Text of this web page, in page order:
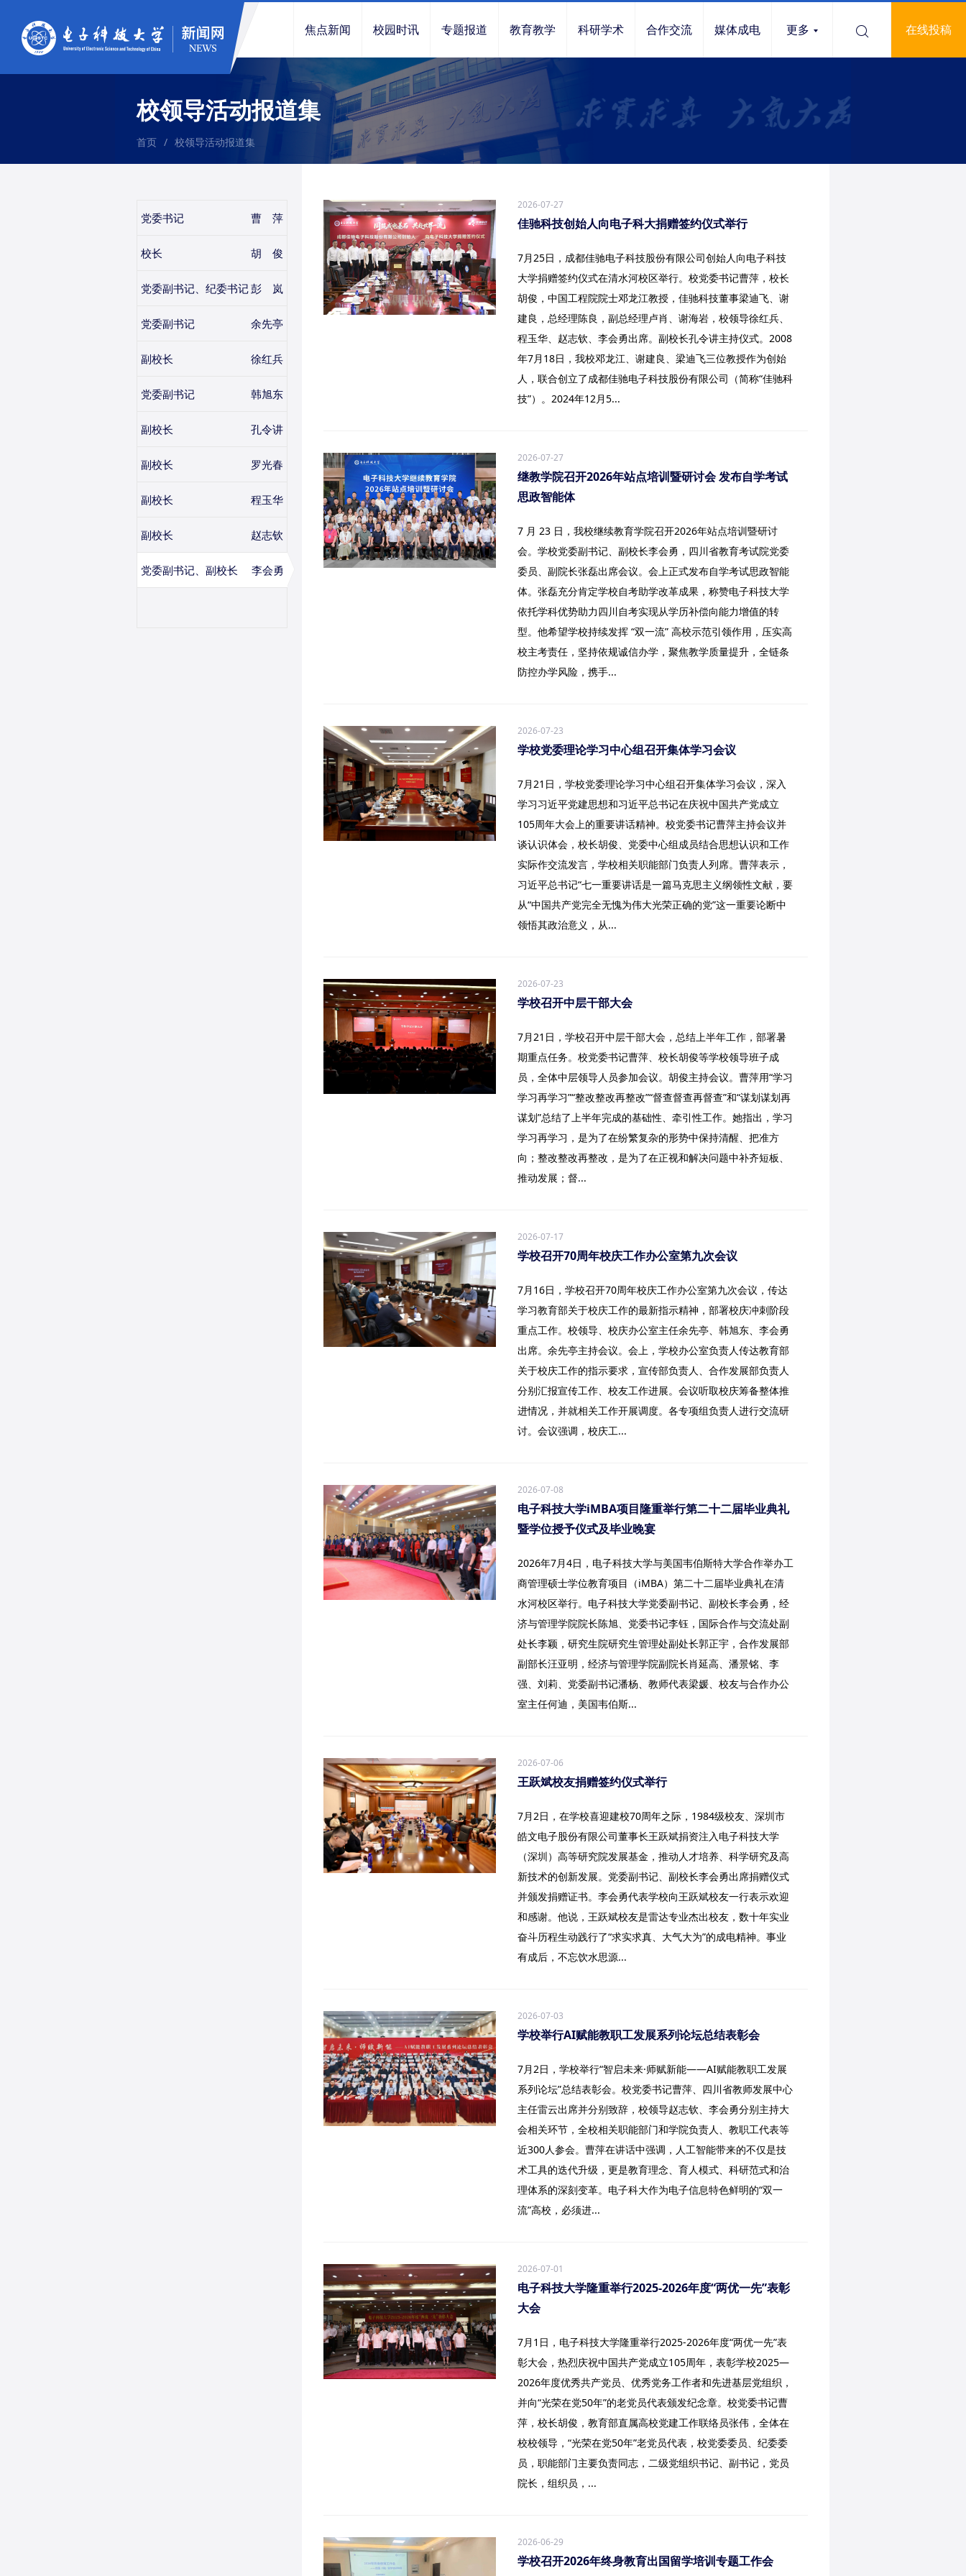
焦点新闻 校园时讯 专题报道 教育教学 科研学术 合作交流 媒体成电 更多 在线投稿
校领导活动报道集
首页 / 校领导活动报道集
党委书记 曹 萍
校长 胡 俊
党委副书记、纪委书记彭 岚
党委副书记 余先亭
副校长 徐红兵
党委副书记 韩旭东
副校长 孔令讲
副校长 罗光春
副校长 程玉华
副校长 赵志钦
党委副书记、副校长 李会勇
2026-07-27
佳驰科技创始人向电子科大捐赠签约仪式举行
7月25日，成都佳驰电子科技股份有限公司创始人向电子科技
大学捐赠签约仪式在清水河校区举行。校党委书记曹萍，校长
胡俊，中国工程院院士邓龙江教授，佳驰科技董事梁迪飞、谢
建良，总经理陈良，副总经理卢肖、谢海岩，校领导徐红兵、
程玉华、赵志钦、李会勇出席。副校长孔令讲主持仪式。2008
年7月18日，我校邓龙江、谢建良、梁迪飞三位教授作为创始
人，联合创立了成都佳驰电子科技股份有限公司（简称“佳驰科
技”）。2024年12月5...
2026-07-27
继教学院召开2026年站点培训暨研讨会 发布自学考试
思政智能体
7 月 23 日，我校继续教育学院召开2026年站点培训暨研讨
会。学校党委副书记、副校长李会勇，四川省教育考试院党委
委员、副院长张磊出席会议。会上正式发布自学考试思政智能
体。张磊充分肯定学校自考助学改革成果，称赞电子科技大学
依托学科优势助力四川自考实现从学历补偿向能力增值的转
型。他希望学校持续发挥 “双一流” 高校示范引领作用，压实高
校主考责任，坚持依规诚信办学，聚焦教学质量提升，全链条
防控办学风险，携手...
2026-07-23
学校党委理论学习中心组召开集体学习会议
7月21日，学校党委理论学习中心组召开集体学习会议，深入
学习习近平党建思想和习近平总书记在庆祝中国共产党成立
105周年大会上的重要讲话精神。校党委书记曹萍主持会议并
谈认识体会，校长胡俊、党委中心组成员结合思想认识和工作
实际作交流发言，学校相关职能部门负责人列席。曹萍表示，
习近平总书记“七一重要讲话是一篇马克思主义纲领性文献，要
从“中国共产党完全无愧为伟大光荣正确的党”这一重要论断中
领悟其政治意义，从...
2026-07-23
学校召开中层干部大会
7月21日，学校召开中层干部大会，总结上半年工作，部署暑
期重点任务。校党委书记曹萍、校长胡俊等学校领导班子成
员，全体中层领导人员参加会议。胡俊主持会议。曹萍用“学习
学习再学习”“整改整改再整改”“督查督查再督查”和“谋划谋划再
谋划”总结了上半年完成的基础性、牵引性工作。她指出，学习
学习再学习，是为了在纷繁复杂的形势中保持清醒、把准方
向；整改整改再整改，是为了在正视和解决问题中补齐短板、
推动发展；督...
2026-07-17
学校召开70周年校庆工作办公室第九次会议
7月16日，学校召开70周年校庆工作办公室第九次会议，传达
学习教育部关于校庆工作的最新指示精神，部署校庆冲刺阶段
重点工作。校领导、校庆办公室主任余先亭、韩旭东、李会勇
出席。余先亭主持会议。会上，学校办公室负责人传达教育部
关于校庆工作的指示要求，宣传部负责人、合作发展部负责人
分别汇报宣传工作、校友工作进展。会议听取校庆筹备整体推
进情况，并就相关工作开展调度。各专项组负责人进行交流研
讨。会议强调，校庆工...
2026-07-08
电子科技大学iMBA项目隆重举行第二十二届毕业典礼
暨学位授予仪式及毕业晚宴
2026年7月4日，电子科技大学与美国韦伯斯特大学合作举办工
商管理硕士学位教育项目（iMBA）第二十二届毕业典礼在清
水河校区举行。电子科技大学党委副书记、副校长李会勇，经
济与管理学院院长陈旭、党委书记李钰，国际合作与交流处副
处长李颖，研究生院研究生管理处副处长郭正宇，合作发展部
副部长汪亚明，经济与管理学院副院长肖延高、潘景铭、李
强、刘莉、党委副书记潘杨、教师代表梁媛、校友与合作办公
室主任何迪，美国韦伯斯...
2026-07-06
王跃斌校友捐赠签约仪式举行
7月2日，在学校喜迎建校70周年之际，1984级校友、深圳市
皓文电子股份有限公司董事长王跃斌捐资注入电子科技大学
（深圳）高等研究院发展基金，推动人才培养、科学研究及高
新技术的创新发展。党委副书记、副校长李会勇出席捐赠仪式
并颁发捐赠证书。李会勇代表学校向王跃斌校友一行表示欢迎
和感谢。他说，王跃斌校友是雷达专业杰出校友，数十年实业
奋斗历程生动践行了“求实求真、大气大为”的成电精神。事业
有成后，不忘饮水思源...
2026-07-03
学校举行AI赋能教职工发展系列论坛总结表彰会
7月2日，学校举行“智启未来·师赋新能——AI赋能教职工发展
系列论坛”总结表彰会。校党委书记曹萍、四川省教师发展中心
主任雷云出席并分别致辞，校领导赵志钦、李会勇分别主持大
会相关环节，全校相关职能部门和学院负责人、教职工代表等
近300人参会。曹萍在讲话中强调，人工智能带来的不仅是技
术工具的迭代升级，更是教育理念、育人模式、科研范式和治
理体系的深刻变革。电子科大作为电子信息特色鲜明的“双一
流”高校，必须进...
2026-07-01
电子科技大学隆重举行2025-2026年度“两优一先”表彰
大会
7月1日，电子科技大学隆重举行2025-2026年度“两优一先”表
彰大会，热烈庆祝中国共产党成立105周年，表彰学校2025—
2026年度优秀共产党员、优秀党务工作者和先进基层党组织，
并向“光荣在党50年”的老党员代表颁发纪念章。校党委书记曹
萍，校长胡俊，教育部直属高校党建工作联络员张伟，全体在
校校领导，“光荣在党50年”老党员代表，校党委委员、纪委委
员，职能部门主要负责同志，二级党组织书记、副书记，党员
院长，组织员，...
2026-06-29
学校召开2026年终身教育出国留学培训专题工作会